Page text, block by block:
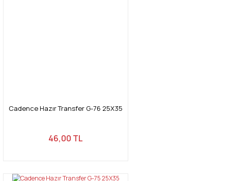
Cadence Hazır Transfer G-76 25X35
46,00 TL